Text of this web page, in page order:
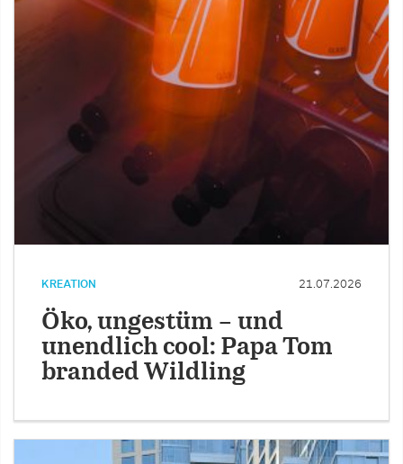
KREATION 21.07.2026
Öko, ungestüm – und
unendlich cool: Papa Tom
branded Wildling